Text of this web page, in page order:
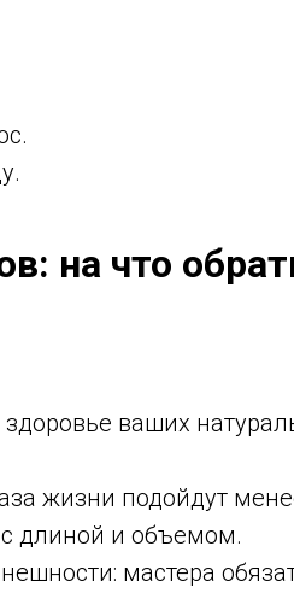
на что
ваших
жизни подойдут
длиной и объемом.
мастера